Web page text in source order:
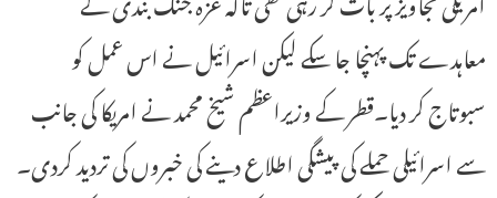
معاہدے تک پہنچا جا سکے لیکن اسرائیل نے اس عمل کو
سبوتاج کر دیا۔قطر کے وزیراعظم شیخ محمد نے امریکا کی جانب
سے اسرائیلی حملے کی پیشگی اطلاع دینے کی خبروں کی تردید کردی۔